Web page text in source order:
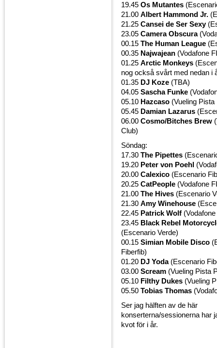
19.45 Os Mutantes
21.00 Albert Hammond Jr.
21.25 Cansei de Ser Sexy
23.05 Camera Obscura
00.15 The Human League
00.35 Najwajean (Vodafone
01.25 Arctic Monkeys
nog också svårt med nedan i
01.35 DJ Koze (TBA)
04.05 Sascha Funke
05.10 Hazcaso (Vueling Pista
05.45 Damian Lazarus
06.00 Cosmo/Bitches Brew
Club)
Söndag:
17.30 The Pipettes
19.20 Peter von Poehl
20.00 Calexico (Escenario
20.25 CatPeople (Vodafone
21.00 The Hives (Escenario
21.30 Amy Winehouse
22.45 Patrick Wolf
23.45 Black Rebel
(Escenario Verde)
00.15 Simian Mobile Disco
Fiberfib)
01.20 DJ Yoda(Escenario
03.00 Scream (Vueling Pista
05.10 Filthy Dukes (Vueling
05.50 Tobias Thomas
Ser jag hälften av de här
konserterna/sessionerna har
kvot för i år.